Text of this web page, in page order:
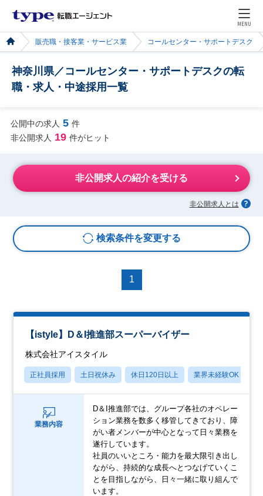
MENU
販売職・接客業・サービス業 コールセンター・サポートデスク
神奈川県／コールセンター・サポートデスクの転
職・求人・中途採用一覧
公開中の求人 5 件
非公開求人 19 件がヒット
非公開求人の紹介を受ける
非公開求人とは
検索条件を変更する
1
【istyle】D＆I推進部スーパーバイザー
株式会社アイスタイル
正社員採用 土日祝休み 休日120日以上 業界未経験OK
業務内容
D＆I推進部では、グループ各社のオペレー
ション業務を数多く移管してきており、障
がい者メンバーが中心となって日々業務を
遂行しています。
社員のいいところ・能力を最大限引き出し
ながら、持続的な成長へとつなげていくこ
とを目指しながら、日々一緒に取り組んで
います。